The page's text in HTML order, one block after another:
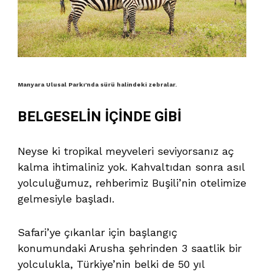
Manyara Ulusal Parkı’nda sürü halindeki zebralar.
BELGESELİN İÇİNDE GİBİ
Neyse ki tropikal meyveleri seviyorsanız aç
kalma ihtimaliniz yok. Kahvaltıdan sonra asıl
yolculuğumuz, rehberimiz Buşili’nin otelimize
gelmesiyle başladı.
Safari’ye çıkanlar için başlangıç
konumundaki Arusha şehrinden 3 saatlik bir
yolculukla, Türkiye’nin belki de 50 yıl